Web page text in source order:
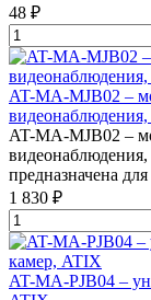
48 ₽
AT-MA-MJB02 –
AT-MA-MJB02 –
предназначена
1 830 ₽
AT-MA-PJB04 –